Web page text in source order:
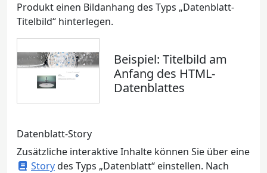
Produkt einen Bildanhang des Typs „Datenblatt-
Titelbild“ hinterlegen.
Beispiel: Titelbild am
Anfang des HTML-
Datenblattes
Datenblatt-Story
Zusätzliche interaktive Inhalte können Sie über eine
Storydes Typs „Datenblatt“ einstellen. Nach